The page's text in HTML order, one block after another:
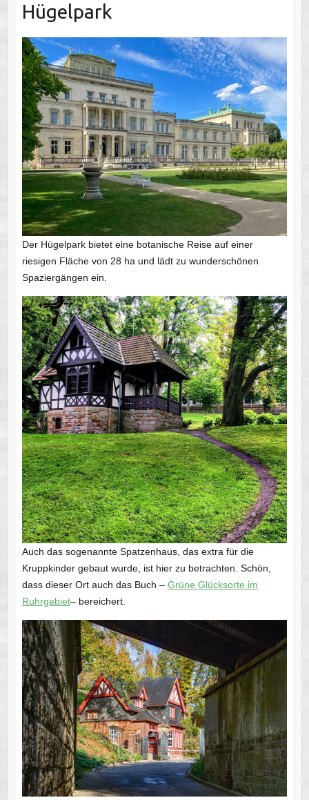
Hügelpark
Der Hügelpark bietet eine botanische Reise auf einer
riesigen Fläche von 28 ha und lädt zu wunderschönen
Spaziergängen ein.
Auch das sogenannte Spatzenhaus, das extra für die
Kruppkinder gebaut wurde, ist hier zu betrachten. Schön,
dass dieser Ort auch das Buch – Grüne Glücksorte im
Ruhrgebiet– bereichert.